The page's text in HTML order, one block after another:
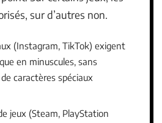
sur d’autres non.
(Instagram, TikTok) exigent
en minuscules, sans
caractères spéciaux
jeux (Steam, PlayStation